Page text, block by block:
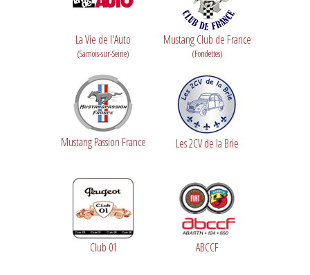
La Vie de l'Auto
(Samois-sur-Seine)
Mustang Club de France
(Fondettes)
Mustang Passion France Les 2CV de la Brie
Club 01 ABCCF